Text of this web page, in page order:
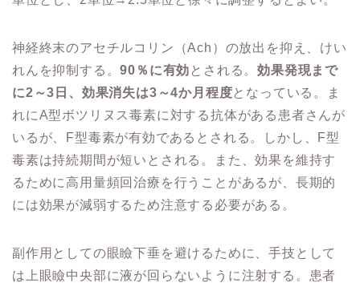
神経終末のアセチルコリン（Ach）の放出を抑え、けい
れんを抑制する。90％に有効 とされる。効果発現まで
に2～3日、効果消失は3～4か月程度となっている。ま
れにA型ボツリヌス毒素に対する抗体がある患者さんが
いるが、F型毒素が有効であるとされる。しかし、F型
毒素は持続期間が短いとされる。また、効果を維持す
るために高用量頻回治療を行うことがあるが、長期的
には効果が減弱するため注意する必要がある。
副作用としての眼瞼下垂を避けるために、手技として
は上眼瞼中央部に液が回らないように注射する。患者